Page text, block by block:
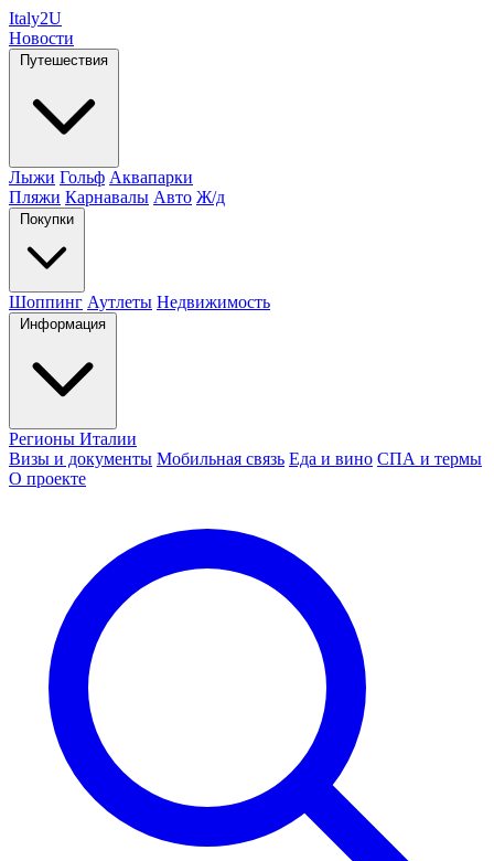
Italy2U
Новости
Путешествия
Лыжи Гольф Аквапарки
Пляжи Карнавалы Авто Ж/д
Покупки
Шоппинг Аутлеты Недвижимость
Информация
Регионы Италии
Визы и документы Мобильная связь Еда и вино СПА и термы
О проекте